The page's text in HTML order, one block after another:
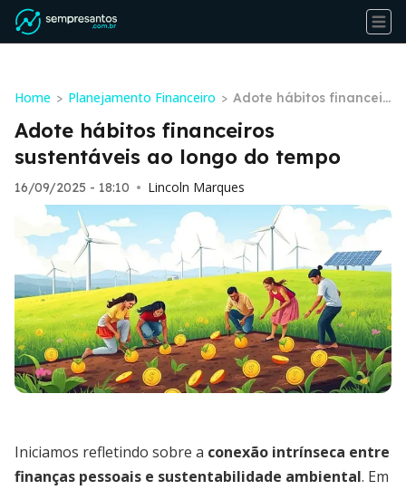
Home > Planejamento Financeiro > Adote hábitos financeir
os sustentáveis ao long
o do tempo
Adote hábitos financeiros
sustentáveis ao longo do tempo
16/09/2025 - 18:10 • Lincoln Marques
Iniciamos refletindo sobre a conexão intrínseca entre
finanças pessoais e sustentabilidade ambiental. Em